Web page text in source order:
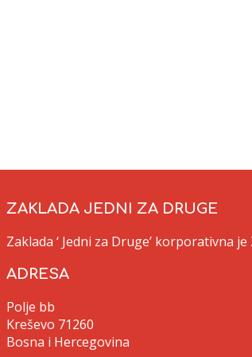
ZAKLADA JEDNI ZA DRUGE
Zaklada ‘ Jedni za Druge’ korporativna
ADRESA
Polje bb
Kreševo 71260
Bosna i Hercegovina